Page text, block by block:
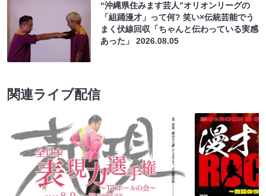
“沖縄県住みます芸人”オリオンリーグの
「組踊漫才」って何? 笑い×伝統芸能でう
まく伏線回収「ちゃんと伝わっている実感
あった」2026.08.05
関連ライブ配信